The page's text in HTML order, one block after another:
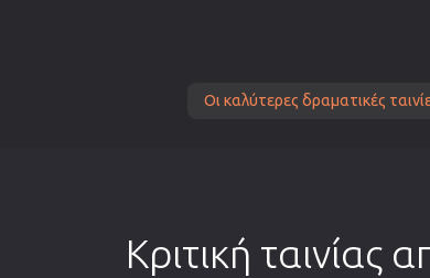
Οι καλύτερες δραματικές
Κριτική ταινίας